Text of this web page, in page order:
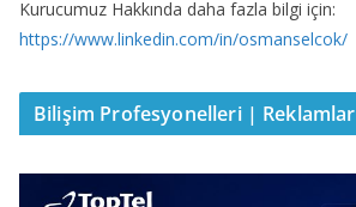
Kurucumuz Hakkında daha fazla bilgi için:
https://www.linkedin.com/in/osmanselcok/
Bilişim Profesyonelleri | Reklamlar